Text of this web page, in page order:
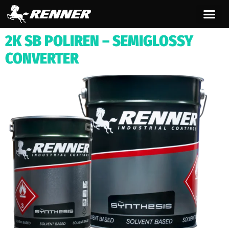
contenuto
2K SB POLIREN – SEMIGLOSSY
CONVERTER